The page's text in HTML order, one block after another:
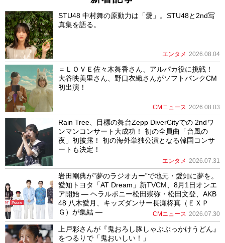
STU48 中村舞の原動力は「愛」。STU48と2nd写
真集を語る。
エンタメ 2026.08.04
＝ＬＯＶＥ佐々木舞香さん、アルパカ役に挑戦！
大谷映美里さん、野口衣織さんがソフトバンクCM
初出演！
CMニュース 2026.08.03
Rain Tree、目標の舞台Zepp DiverCityでの 2ndワ
ンマンコンサート大成功！ 初の全員曲「台風の
夜」初披露！ 初の海外単独公演となる韓国コンサ
ートも決定！
エンタメ 2026.07.31
岩田剛典が”夢のラジオカー”で地元・愛知に夢を。
愛知トヨタ「AT Dream」新TVCM、8月1日オンエ
ア開始 ― ヘラルボニー松田崇弥・松田文登、AKB
48 八木愛月、キッズダンサー長瀬柊真（ＥＸＰ
Ｇ）が集結 ―
CMニュース 2026.07.30
上戸彩さんが『鬼おろし豚しゃぶぶっかけうどん』
をつるりで「鬼おいしい！」